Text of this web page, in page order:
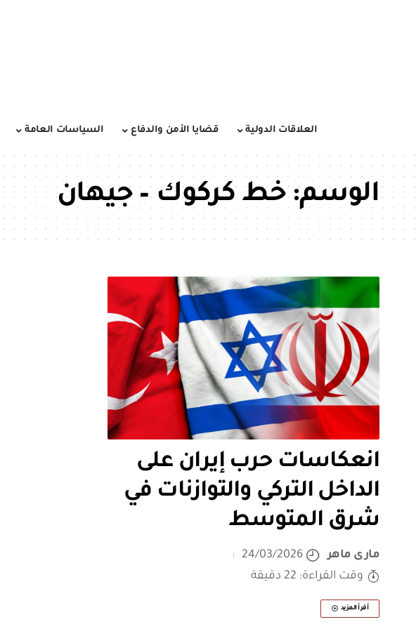
العلاقات الدولية قضايا الأمن والدفاع السياسات العامة
الوسم:خط كركوك – جيهان
انعكاسات حرب إيران على
الداخل التركي والتوازنات في
شرق المتوسط
مارى ماهر
24/03/2026
وقت القراءة: 22 دقيقة
أقرأ المزيد